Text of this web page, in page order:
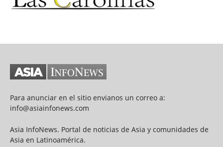
Para anunciar en el sitio envianos un correo a:
info@asiainfonews.com
Asia InfoNews. Portal de noticias de Asia y comunidades de
Asia en Latinoamérica.